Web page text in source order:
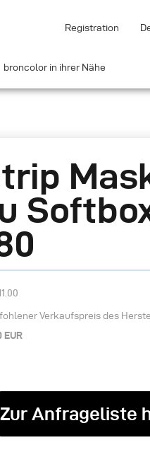
Registration
broncolor in ihrer Nähe
Verkaufspreis des
EUR
Zur Anfrageliste